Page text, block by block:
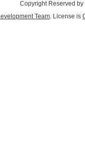
Copyright Reserved
Team. License is